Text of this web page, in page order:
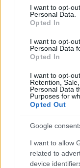
consent section.
I want to opt-
Personal Data.
Opted In
I want to opt-
Personal Data
Opted In
I want to opt-
Retention,
Personal Data
Purposes for
Opted Out
Google
I want to allow
related to
device
Β.Σ. Καρούλιας:
κερδών 57% - Τα νέα
στοιχήματα σε low
alcohol
Η Chery επενδύει 75